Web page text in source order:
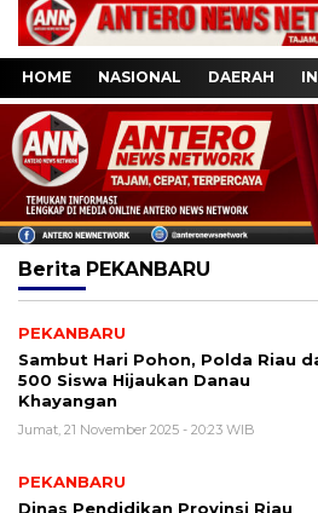
HOME NASIONAL DAERAH
Berita PEKANBARU
PEKANBARU
Sambut Hari Pohon, Polda Riau
500 Siswa Hijaukan Danau
Khayangan
Jumat, 21 November 2025 - 20:23 WIB
PEKANBARU
Dinas Pendidikan Provinsi Riau